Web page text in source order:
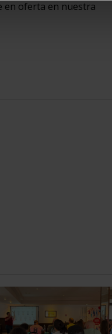
en oferta en nuestra